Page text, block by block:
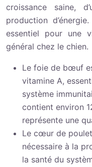
croissance saine,
production
essentiel pour une
général chez le chien.
Le foie de bœuf
vitamine A,
système
contient environ
représente une
Le cœur de
nécessaire à la
la santé du